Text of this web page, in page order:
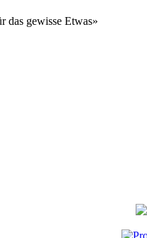
das gewisse Etwas»